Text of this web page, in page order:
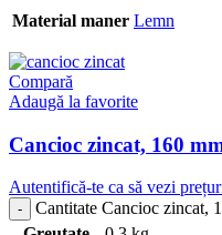
Material maner Lemn
Compară
Adaugă la favorite
Cancioc zincat, 160
Autentifică-te ca să vezi
Cantitate Cancioc zincat,